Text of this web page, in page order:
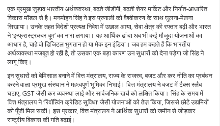
एक प्रमुख जुड़ावभारतीय अर्थव्यवस्था,बढ़ते जीडीपी, बढ़ती शेयर मार्केट और निर्यात‑आधारित
विकास मॉडलसे है। मनमोहन सिंह ने इस प्रणाली को वैश्वीकरण के साथ घुलना‑मेलना
सिखाया। उनके तहत विदेशी प्रत्यक्ष निवेश में उछाल आया, सेवा क्षेत्र की रफ्तार बढ़ी और भारत
ने ‘इन्फ्रास्ट्रक्चर बूम’ का नारा लगाया। यह आर्थिक ढांचा अब भी कई मौजूदा योजनाओं का
आधार है, चाहे वो डिजिटल भुगतान हो या मेक इन इंडिया। जब हम कहते हैं कि भारतीय
अर्थव्यवस्था मजबूत हो रही है, तो उसका एक बड़ा कारण उन सुधारों को देना पड़ेगा जो सिंह ने
लागू किए।
इन सुधारों को बेमिसाल बनाने मेंवित्त मंत्रालय,राज्य के राजस्व, बजट और कर नीति का प्रबंधन
करने वाला प्रमुख संस्थानने महत्वपूर्ण भूमिका निभाई। वित्त मंत्रालय ने बजट में टैक्स स्लैब
घटाए, GST जैसी कर व्यवस्था लाई और सार्वजनिक खर्च को लक्षित किया। सिंह के समय में
वित्त मंत्रालय ने ‘रिवॉल्विंग क्रेडिट सुविधा’ जैसी योजनाओं को तेज़ किया, जिससे छोटे उद्यमियों
को पूँजी मिल सकी। इस प्रकार, वित्त मंत्रालय ने आर्थिक सुधारों को जमीन से जोड़कर
राष्ट्रीय विकास की गति बढ़ाई।